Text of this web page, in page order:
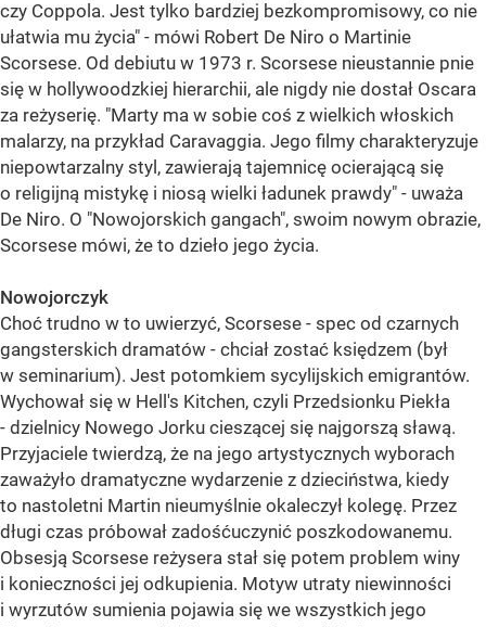
czy Coppola. Jest tylko bardziej bezkompromisowy, co nie
ułatwia mu życia" - mówi Robert De Niro o Martinie
Scorsese. Od debiutu w 1973 r. Scorsese nieustannie pnie
się w hollywoodzkiej hierarchii, ale nigdy nie dostał Oscara
za reżyserię. "Marty ma w sobie coś z wielkich włoskich
malarzy, na przykład Caravaggia. Jego filmy charakteryzuje
niepowtarzalny styl, zawierają tajemnicę ocierającą się
o religijną mistykę i niosą wielki ładunek prawdy" - uważa
De Niro. O "Nowojorskich gangach", swoim nowym obrazie,
Scorsese mówi, że to dzieło jego życia.
Nowojorczyk
Choć trudno w to uwierzyć, Scorsese - spec od czarnych
gangsterskich dramatów - chciał zostać księdzem (był
w seminarium). Jest potomkiem sycylijskich emigrantów.
Wychował się w Hell's Kitchen, czyli Przedsionku Piekła
- dzielnicy Nowego Jorku cieszącej się najgorszą sławą.
Przyjaciele twierdzą, że na jego artystycznych wyborach
zaważyło dramatyczne wydarzenie z dzieciństwa, kiedy
to nastoletni Martin nieumyślnie okaleczył kolegę. Przez
długi czas próbował zadośćuczynić poszkodowanemu.
Obsesją Scorsese reżysera stał się potem problem winy
i konieczności jej odkupienia. Motyw utraty niewinności
i wyrzutów sumienia pojawia się we wszystkich jego